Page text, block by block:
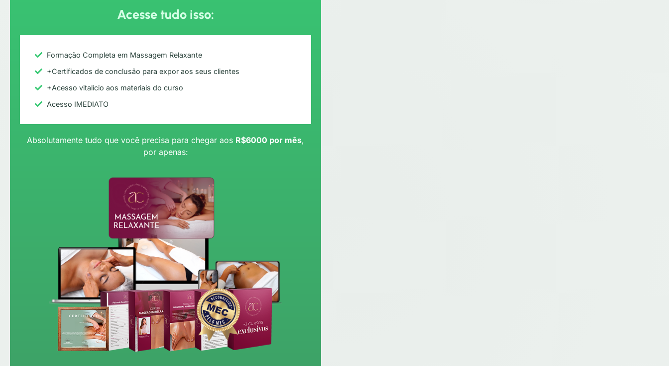
Acesse tudo isso:
Formação Completa em Massagem Relaxante
+Certificados de conclusão para expor aos seus clientes
+Acesso vitalício aos materiais do curso
Acesso IMEDIATO
Absolutamente tudo que você precisa para chegar aos R$6000 por mês,
por apenas: